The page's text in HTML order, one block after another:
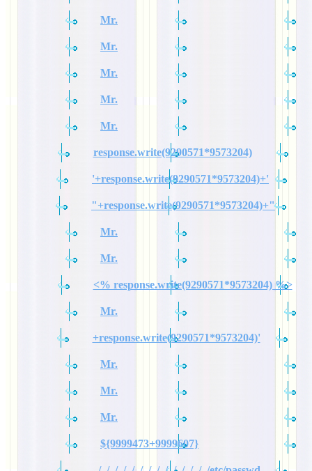
Mr.
Mr.
Mr.
Mr.
Mr.
response.write(9290571*9573204)
'+response.write(9290571*9573204)+'
"+response.write(9290571*9573204)+"
Mr.
Mr.
<% response.write(9290571*9573204) %>
Mr.
+response.write(9290571*9573204)'
Mr.
Mr.
Mr.
${9999473+9999607}